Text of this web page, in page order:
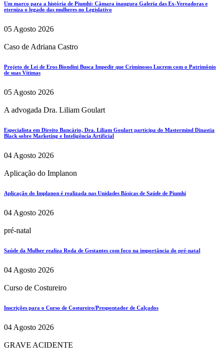
Um marco para a história de Piumhi: Câmara inaugura Galeria das Ex-Vereadoras e
eterniza o legado das mulheres no Legislativo
05 Agosto 2026
Caso de Adriana Castro
Projeto de Lei de Eros Biondini Busca Impedir que Criminosos Lucrem com o Patrimônio
de suas Vítimas
05 Agosto 2026
A advogada Dra. Liliam Goulart
Especialista em Direito Bancário, Dra. Liliam Goulart participa do Mastermind Dinastia
Black sobre Marketing e Inteligência Artificial
04 Agosto 2026
Aplicação do Implanon
Aplicação do Implanon é realizada nas Unidades Básicas de Saúde de Piumhi
04 Agosto 2026
pré-natal
Saúde da Mulher realiza Roda de Gestantes com foco na importância do pré-natal
04 Agosto 2026
Curso de Costureiro
Inscrições para o Curso de Costureiro/Prespontador de Calçados
04 Agosto 2026
GRAVE ACIDENTE